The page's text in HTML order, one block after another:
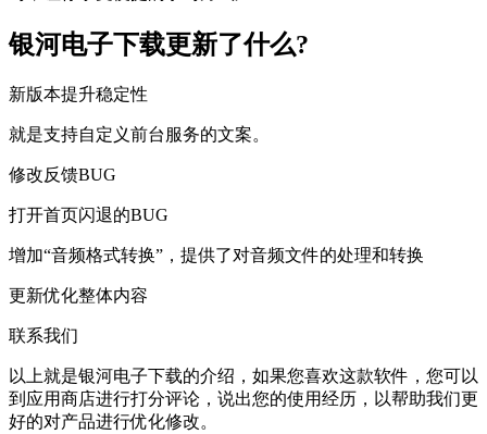
银河电子下载更新了什么?
新版本提升稳定性
就是支持自定义前台服务的文案。
修改反馈BUG
打开首页闪退的BUG
增加“音频格式转换”，提供了对音频文件的处理和转换
更新优化整体内容
联系我们
以上就是银河电子下载的介绍，如果您喜欢这款软件，您可以
到应用商店进行打分评论，说出您的使用经历，以帮助我们更
好的对产品进行优化修改。